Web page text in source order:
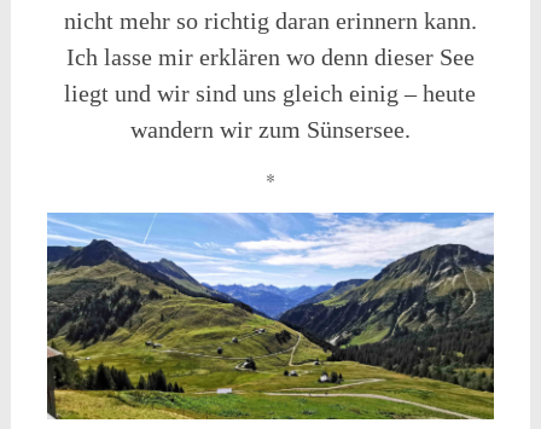
nicht mehr so richtig daran erinnern kann.
Ich lasse mir erklären wo denn dieser See
liegt und wir sind uns gleich einig – heute
wandern wir zum Sünsersee.
*